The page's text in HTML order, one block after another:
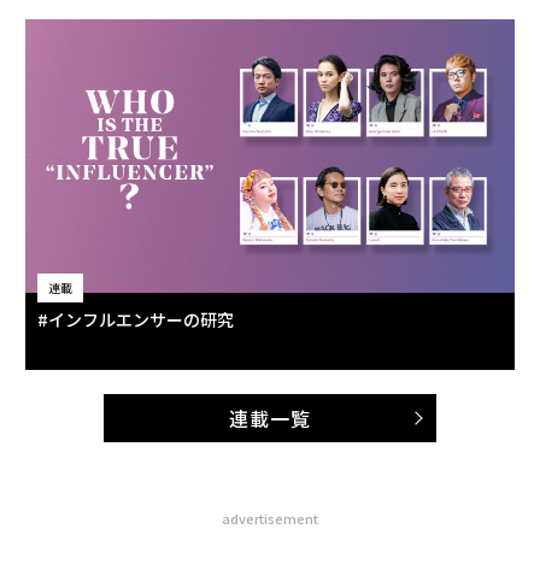
連載
#インフルエンサーの研究
連載一覧
advertisement